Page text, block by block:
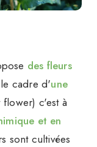
des fleurs
cadre d'une
flower) c'est à
et en
sont cultivées